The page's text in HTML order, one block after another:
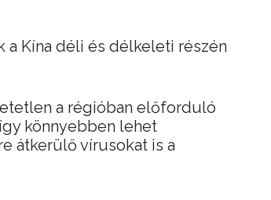
a Kína déli és délkeleti részén
a régióban előforduló
könnyebben lehet
átkerülő vírusokat is a